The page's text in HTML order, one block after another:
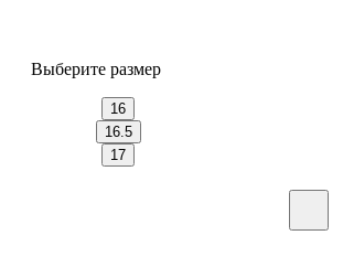
Выберите размер
16
16.5
17